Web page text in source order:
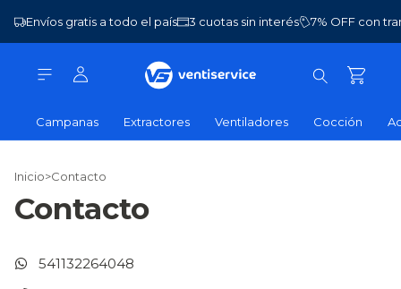
Envíos gratis a todo el país 3 cuotas sin interés 7% OFF con
Campanas Extractores Ventiladores Cocción
Inicio>Contacto
Contacto
541132264048